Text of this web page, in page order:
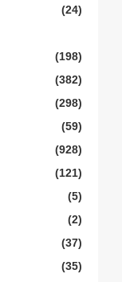
(24)
(198)
(382)
(298)
(59)
(928)
(121)
(5)
(2)
(37)
(35)